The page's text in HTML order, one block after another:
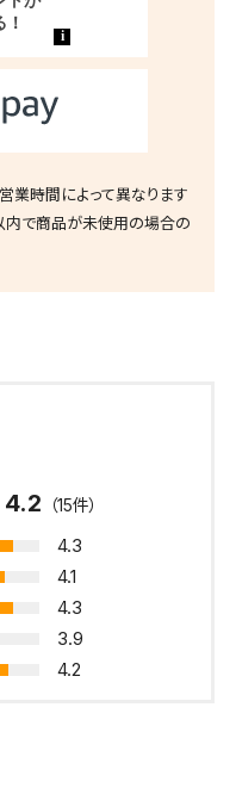
業時間によって異なります
内で商品が未使用の場合の
4.2 （15件）
4.3
4.1
4.3
3.9
4.2